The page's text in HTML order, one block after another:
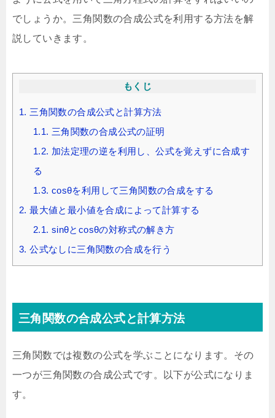
でしょうか。三角関数の合成公式を利用する方法を解
説していきます。
もくじ
1. 三角関数の合成公式と計算方法
1.1. 三角関数の合成公式の証明
1.2. 加法定理の逆を利用し、公式を覚えずに合成す
る
1.3. cosθを利用して三角関数の合成をする
2. 最大値と最小値を合成によって計算する
2.1. sinθとcosθの対称式の解き方
3. 公式なしに三角関数の合成を行う
三角関数の合成公式と計算方法
三角関数では複数の公式を学ぶことになります。その
一つが三角関数の合成公式です。以下が公式になりま
す。